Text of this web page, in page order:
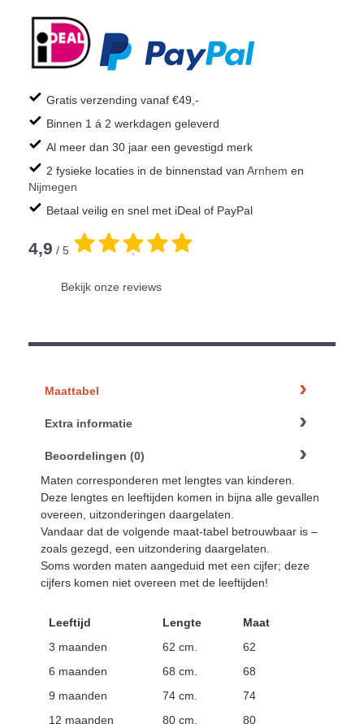
Gratis verzending vanaf €49,-
Binnen 1 á 2 werkdagen geleverd
Al meer dan 30 jaar een gevestigd merk
2 fysieke locaties in de binnenstad van Arnhem en
Nijmegen
Betaal veilig en snel met iDeal of PayPal
4,9 / 5 .
Bekijk onze reviews
Maattabel
Extra informatie
Beoordelingen (0)
Maten corresponderen met lengtes van kinderen.
Deze lengtes en leeftijden komen in bijna alle gevallen
overeen, uitzonderingen daargelaten.
Vandaar dat de volgende maat-tabel betrouwbaar is –
zoals gezegd, een uitzondering daargelaten.
Soms worden maten aangeduid met een cijfer; deze
cijfers komen niet overeen met de leeftijden!
Leeftijd Lengte
Maat
3 maanden
62 cm.
62
6 maanden
68 cm.
68
9 maanden
74 cm.
74
12 maanden
80 cm. 80